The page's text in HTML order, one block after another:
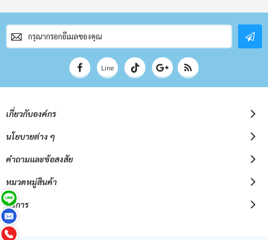
สมัคร
สมาชิก
จดหมาย
Line
เกี่ยวกับองค์กร
นโยบายต่าง ๆ
คำถามและข้อสงสัย
หมวดหมู่สินค้า
บริการ